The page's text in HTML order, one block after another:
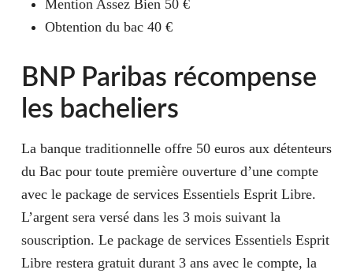
Mention Assez Bien 50 €
Obtention du bac 40 €
BNP Paribas récompense
les bacheliers
La banque traditionnelle offre 50 euros aux détenteurs
du Bac pour toute première ouverture d’une compte
avec le package de services Essentiels Esprit Libre.
L’argent sera versé dans les 3 mois suivant la
souscription. Le package de services Essentiels Esprit
Libre restera gratuit durant 3 ans avec le compte, la